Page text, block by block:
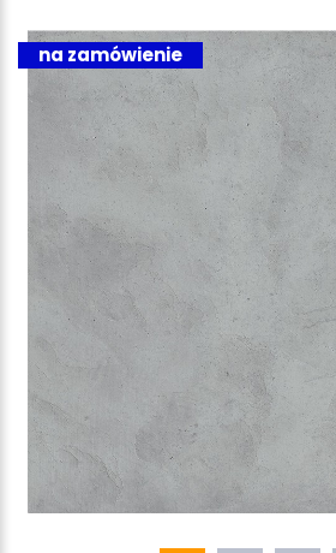
na zamówienie